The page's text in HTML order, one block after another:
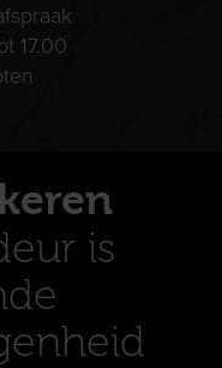
17.00
is